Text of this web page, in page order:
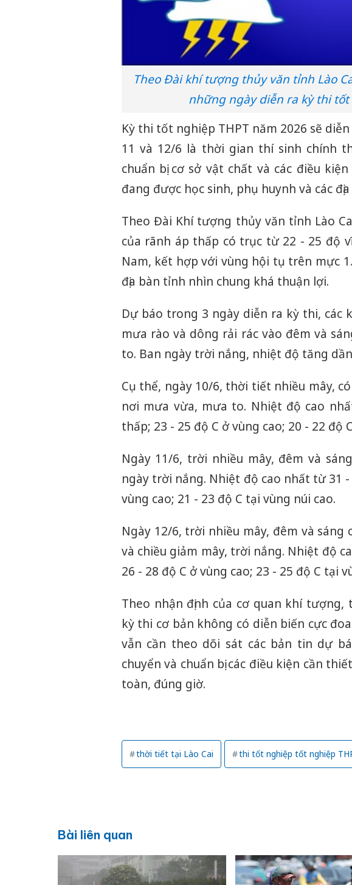
Theo Đài khí tượng thủy văn tỉnh Lào
những ngày diễn ra kỳ thi tốt
Kỳ thi tốt nghiệp THPT năm 2026 sẽ
11 và 12/6 là thời gian thí sinh chính
chuẩn bị cơ sở vật chất và các điều
đang được học sinh, phụ huynh và các
Theo Đài Khí tượng thủy văn tỉnh Lào
của rãnh áp thấp có trục từ 22 - 25 độ
Nam, kết hợp với vùng hội tụ trên mực
địa bàn tỉnh nhìn chung khá thuận lợi.
Dự báo trong 3 ngày diễn ra kỳ thi, các
mưa rào và dông rải rác vào đêm và
to. Ban ngày trời nắng, nhiệt độ tăng
Cụ thể, ngày 10/6, thời tiết nhiều mây,
nơi mưa vừa, mưa to. Nhiệt độ cao
thấp; 23 - 25 độ C ở vùng cao; 20 - 22 độ
Ngày 11/6, trời nhiều mây, đêm và
ngày trời nắng. Nhiệt độ cao nhất từ 31
vùng cao; 21 - 23 độ C tại vùng núi cao.
Ngày 12/6, trời nhiều mây, đêm và
và chiều giảm mây, trời nắng. Nhiệt độ
26 - 28 độ C ở vùng cao; 23 - 25 độ C tại
Theo nhận định của cơ quan khí
kỳ thi cơ bản không có diễn biến cực
vẫn cần theo dõi sát các bản tin dự
chuyển và chuẩn bị các điều kiện cần
toàn, đúng giờ.
thời tiết tại Lào Cai thi tốt nghiệp tốt nghiệp
Bài liên quan